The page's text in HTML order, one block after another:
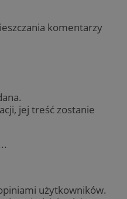
komentarzy
jej treść zostanie
użytkowników.